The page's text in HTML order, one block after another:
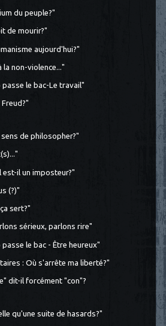
du peuple?"
de mourir?"
aujourd'hui?"
la non-violence..."
passe le bac-Le travail"
de philosopher?"
est-il un imposteur?"
(?)"
sert?"
sérieux, parlons rire"
le bac - Être heureux"
: Où s'arrête ma liberté?"
dit-il forcément "con"?
qu'une suite de hasards?"